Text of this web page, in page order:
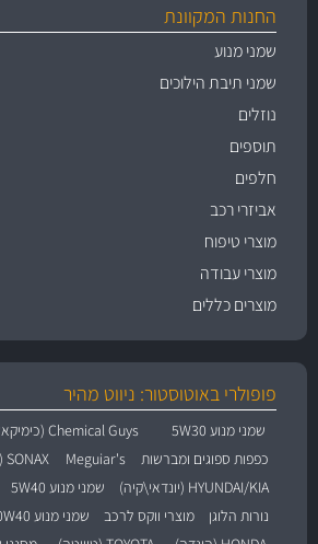
החנות המקוונת
שמני מנוע
שמני תיבת הילוכים
נוזלים
תוספים
חלפים
אביזרי רכב
מוצרי טיפוח
מוצרי עבודה
מוצרים כללים
פופולרי באוטוסטור: ניווט מהיר
שמני מנוע 5W30 Chemical Guys (כימיקאל גייז)
כפפות ספוגים ומברשות
Meguiar's SONAX (סונקס)
HYUNDAI/KIA (יונדאי\קיה)
שמני מנוע 5W40
נורות הלוגן
מוצרי ווקס לרכב שמני מנוע 10W40